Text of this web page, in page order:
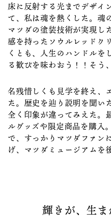
床に反射する光までデザイ
て、私は魂を熱くした。魂
マツダの塗装技術が実現し
感を持ったソウルレッドク
くとも、人生のハンドルを
る歓びを味わおう！！そう
名残惜しくも見学を終え、
た。歴史を辿り説明を聞い
全く印象が違ってみえた。
ルグッズや限定商品を購入
で、すっかりマツダファン
げ、マツダミュージアムを
輝きが、生ま